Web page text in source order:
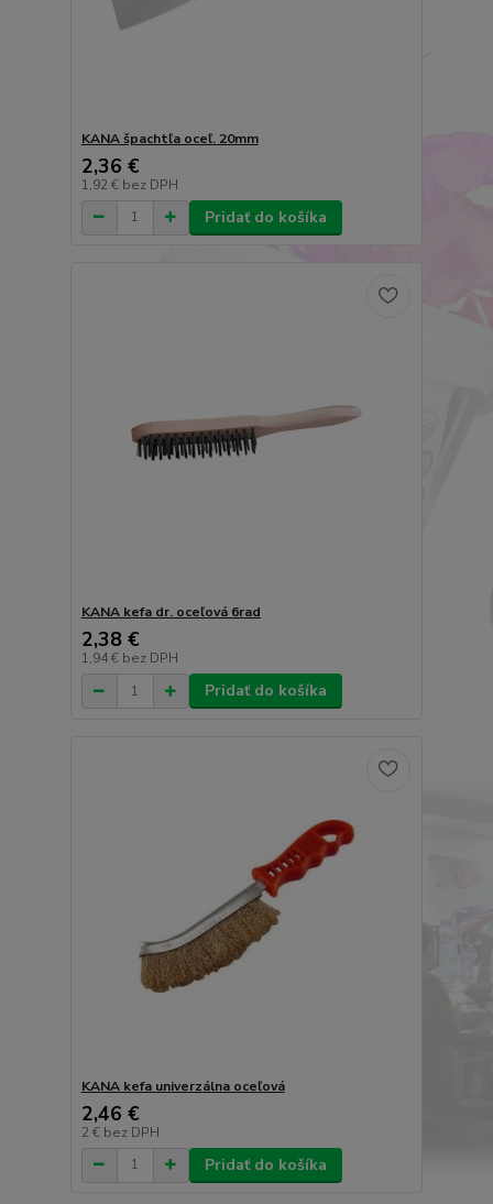
KANA špachtľa oceľ. 20mm
2,36 €
1,92 € bez DPH
Pridať do košíka
KANA kefa dr. oceľová 6rad
2,38 €
1,94 € bez DPH
Pridať do košíka
KANA kefa univerzálna oceľová
2,46 €
2 € bez DPH
Pridať do košíka